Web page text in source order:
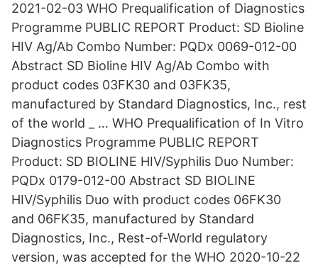
2021-02-03 WHO Prequalification of Diagnostics
Programme PUBLIC REPORT Product: SD Bioline
HIV Ag/Ab Combo Number: PQDx 0069-012-00
Abstract SD Bioline HIV Ag/Ab Combo with
product codes 03FK30 and 03FK35,
manufactured by Standard Diagnostics, Inc., rest
of the world _ … WHO Prequalification of In Vitro
Diagnostics Programme PUBLIC REPORT
Product: SD BIOLINE HIV/Syphilis Duo Number:
PQDx 0179-012-00 Abstract SD BIOLINE
HIV/Syphilis Duo with product codes 06FK30
and 06FK35, manufactured by Standard
Diagnostics, Inc., Rest-of-World regulatory
version, was accepted for the WHO 2020-10-22